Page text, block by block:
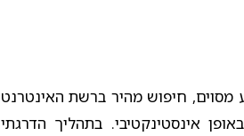
מסוים, חיפוש מהיר ברשת האינטרנט
אינסטינקטיבי. בתהליך הדרגתי